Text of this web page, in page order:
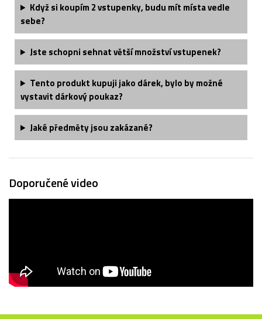
Když si koupím 2 vstupenky, budu mít místa vedle
sebe?
Jste schopni sehnat větší množství vstupenek?
Tento produkt kupuji jako dárek, bylo by možné
vystavit dárkový poukaz?
Jaké předměty jsou zakázané?
Doporučené video